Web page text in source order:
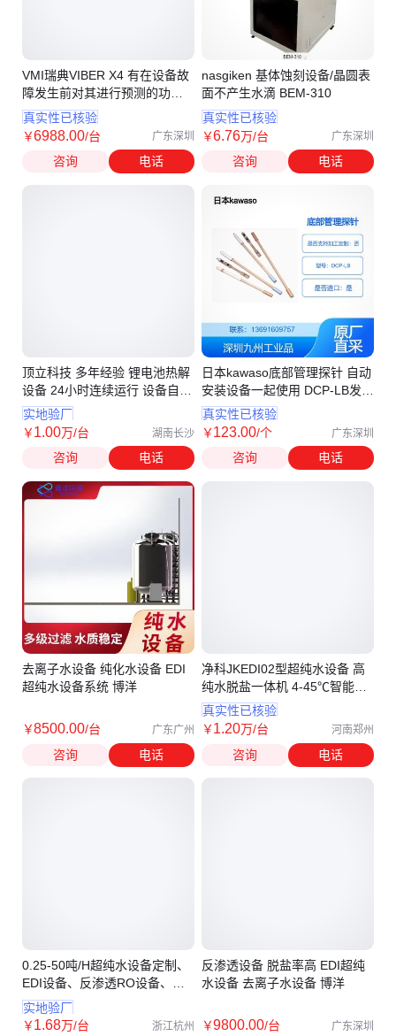
VMI瑞典VIBER X4 有在设备故
障发生前对其进行预测的功能
振动分析仪
真实性已核验
￥6988.00/台 广东深圳
咨询 电话
顶立科技 多年经验 锂电池热解
设备 24小时连续运行 设备自动
化程度高
实地验厂
￥1.00万/台 湖南长沙
咨询 电话
去离子水设备 纯化水设备 EDI
超纯水设备系统 博洋
￥8500.00/台 广东广州
咨询 电话
0.25-50吨/H超纯水设备定制、
EDI设备、反渗透RO设备、软
化水设备
实地验厂
￥1.68万/台 浙江杭州
nasgiken 基体蚀刻设备/晶圆表
面不产生水滴 BEM-310
真实性已核验
￥6.76万/台 广东深圳
咨询 电话
日本kawaso底部管理探针 自动
安装设备一起使用 DCP-LB发出
检测信号
真实性已核验
￥123.00/个 广东深圳
咨询 电话
净科JKEDI02型超纯水设备 高
纯水脱盐一体机 4-45℃智能温
控
真实性已核验
￥1.20万/台 河南郑州
咨询 电话
反渗透设备 脱盐率高 EDI超纯
水设备 去离子水设备 博洋
￥9800.00/台 广东深圳